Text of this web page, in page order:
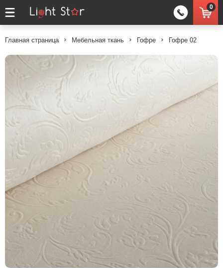
0
Главная страница Мебельная ткань Гофре Гофре 02